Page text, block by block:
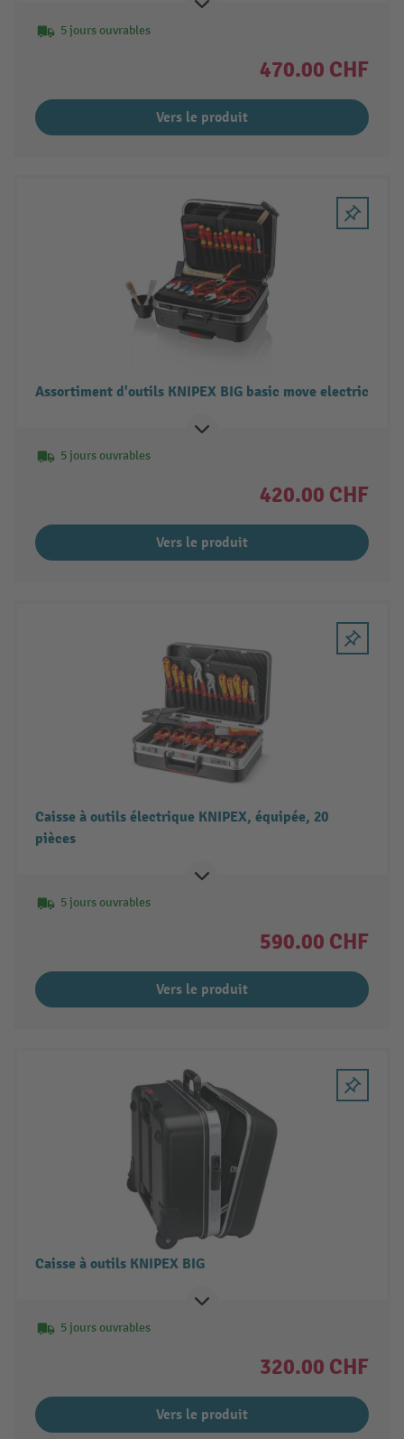
5 jours ouvrables
470.00 CHF
Vers le produit
Assortiment d'outils KNIPEX BIG basic move electric
5 jours ouvrables
420.00 CHF
Vers le produit
Caisse à outils électrique KNIPEX, équipée, 20
pièces
5 jours ouvrables
590.00 CHF
Vers le produit
Caisse à outils KNIPEX BIG
5 jours ouvrables
320.00 CHF
Vers le produit